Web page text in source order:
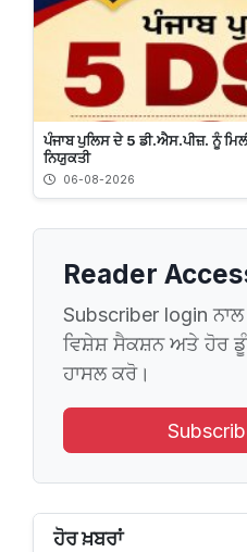
ਪੰਜਾਬ ਪੁਲਿਸ ਦੇ 5 ਡੀ.ਐਸ.ਪੀਜ਼. ਨੂੰ
ਨਿਯੁਕਤੀ
06-08-2026
Reader
Subscriber login
ਵਿਸ਼ੇਸ਼ ਸੈਕਸ਼ਨ ਅਤੇ ਹੋਰ
ਹਾਸਲ ਕਰੋ।
ਹੋਰ ਖ਼ਬਰਾਂ